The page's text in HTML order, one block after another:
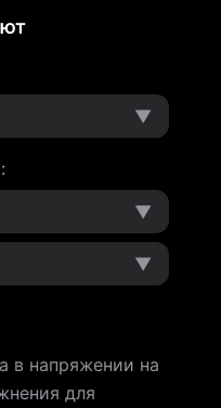
▼
:
▼
▼
напряжении на
для